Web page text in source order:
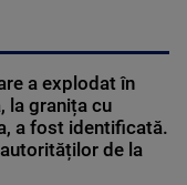
a explodat în
la granița cu
a fost identificată.
de la